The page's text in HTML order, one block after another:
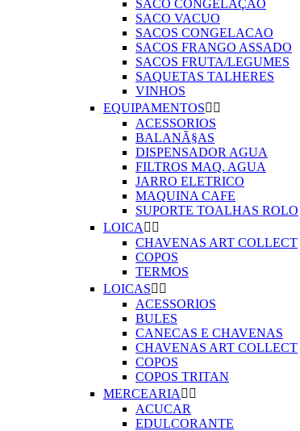
SACO CONGELAÇÃO
SACO VACUO
SACOS CONGELACAO
SACOS FRANGO ASSADO
SACOS FRUTA/LEGUMES
SAQUETAS TALHERES
VINHOS
EQUIPAMENTOS 
ACESSORIOS
BALANÃ§AS
DISPENSADOR AGUA
FILTROS MAQ. AGUA
JARRO ELETRICO
MAQUINA CAFE
SUPORTE TOALHAS ROLO
LOICA  
CHAVENAS ART COLLECT
COPOS
TERMOS
LOICAS 
ACESSORIOS
BULES
CANECAS E CHAVENAS
CHAVENAS ART COLLECT
COPOS
COPOS TRITAN
MERCEARIA  
ACUCAR
EDULCORANTE